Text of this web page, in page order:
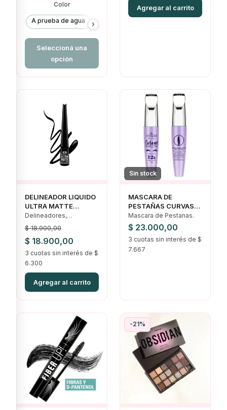
Color
A prueba de agua
Seleccioná una
opción
Agregar al carrito
DELINEADOR LIQUIDO
ULTRA MATTE
HIPOALERGENICO IDI
Delineadores,
Maquillajes, Ofertas,
Ojos
$18.900,00
El
precio
original
era:
$ 18.900,00
precio
es:
$ 18.900,00.
3 cuotas sin interés de $
6.300
Agregar al carrito
Sin stock
MASCARA DE
PESTAÑAS CURVAS
PERFECTAS VOGUE
Mascara de Pestanas.
$ 23.000,00
3 cuotas sin interés de $
7.667
-21%